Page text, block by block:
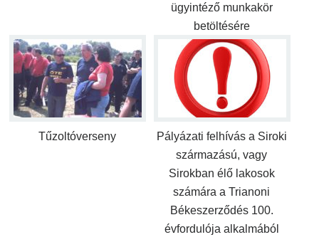
ügyintéző munkakör
betöltésére
Tűzoltóverseny
Pályázati felhívás a Siroki
származású, vagy
Sirokban élő lakosok
számára a Trianoni
Békeszerződés 100.
évfordulója alkalmából